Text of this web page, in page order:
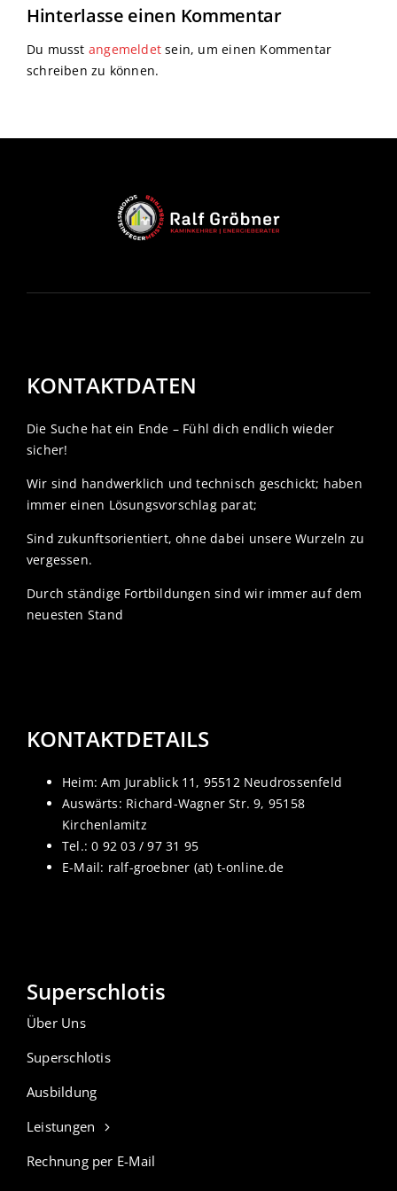
Hinterlasse einen Kommentar
Du musst angemeldet sein, um einen Kommentar
schreiben zu können.
KONTAKTDATEN
Die Suche hat ein Ende – Fühl dich endlich wieder
sicher!
Wir sind handwerklich und technisch geschickt; haben
immer einen Lösungsvorschlag parat;
Sind zukunftsorientiert, ohne dabei unsere Wurzeln zu
vergessen.
Durch ständige Fortbildungen sind wir immer auf dem
neuesten Stand
KONTAKTDETAILS
Heim: Am Jurablick 11, 95512 Neudrossenfeld
Auswärts: Richard-Wagner Str. 9, 95158
Kirchenlamitz
Tel.: 0 92 03 / 97 31 95
E-Mail: ralf-groebner (at) t-online.de
Superschlotis
Über Uns
Superschlotis
Ausbildung
Leistungen
Rechnung per E-Mail